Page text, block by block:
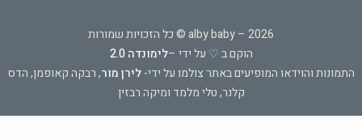
2026 – alby baby © כל הזכויות שמורות
הוקם ב ♡ על ידי –לימונדה 2.0
התמונות והוידאו המופיעים באתר צולמו על ידי-לירן מור, רבקה קאופמן, הדס
קלנר, טלי מלמד ומיקה רבזין